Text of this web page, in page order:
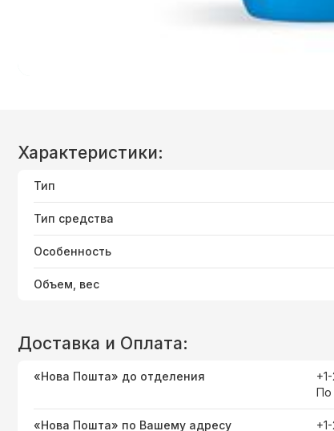
Характеристики:
Тип
Тип средства
Особенность
Объем, вес
Доставка и Оплата:
«Нова Пошта» до отделения
По
«Нова Пошта» по Вашему адресу